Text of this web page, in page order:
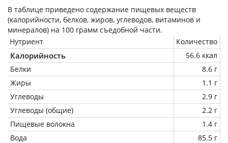
В таблице приведено содержание пищевых веществ
(калорийности, белков, жиров, углеводов, витаминов и
минералов) на 100 грамм съедобной части.
Нутриент
Количество
Калорийность
56.6 ккал
Белки
8.6 г
Жиры
1.1 г
Углеводы
2.9 г
Углеводы (общие)
2.2 г
Пищевые волокна
1.4 г
Вода
85.5 г